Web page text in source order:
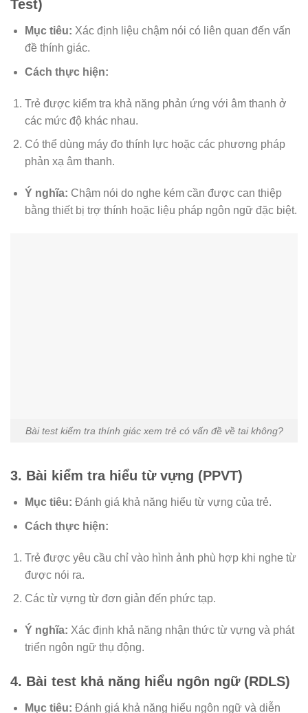
Test)
Mục tiêu: Xác định liệu chậm nói có liên quan đến vấn
đề thính giác.
Cách thực hiện:
Trẻ được kiểm tra khả năng phản ứng với âm thanh ở
các mức độ khác nhau.
Có thể dùng máy đo thính lực hoặc các phương pháp
phản xạ âm thanh.
Ý nghĩa: Chậm nói do nghe kém cần được can thiệp
bằng thiết bị trợ thính hoặc liệu pháp ngôn ngữ đặc biệt.
Bài test kiểm tra thính giác xem trẻ có vấn đề về tai không?
3. Bài kiểm tra hiểu từ vựng (PPVT)
Mục tiêu: Đánh giá khả năng hiểu từ vựng của trẻ.
Cách thực hiện:
Trẻ được yêu cầu chỉ vào hình ảnh phù hợp khi nghe từ
được nói ra.
Các từ vựng từ đơn giản đến phức tạp.
Ý nghĩa: Xác định khả năng nhận thức từ vựng và phát
triển ngôn ngữ thụ động.
4. Bài test khả năng hiểu ngôn ngữ (RDLS)
Mục tiêu: Đánh giá khả năng hiểu ngôn ngữ và diễn